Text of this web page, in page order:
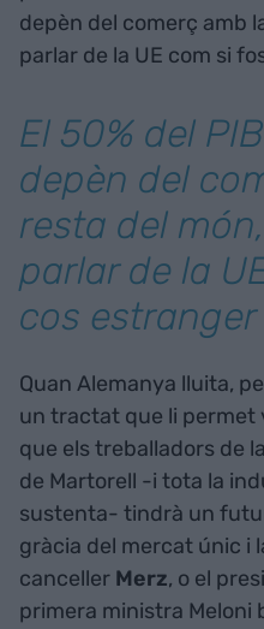
depèn del comerç amb
parlar de la UE com si
El 50% del
depèn del
resta del
parlar de la
cos estranger
Quan Alemanya lluita,
un tractat que li permet
que els treballadors de
de Martorell -i tota la
sustenta- tindrà un
gràcia del mercat únic i
canceller Merz, o el
primera ministra Meloni